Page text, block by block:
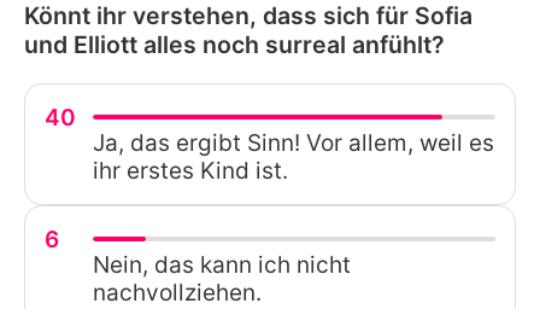
Könnt ihr verstehen, dass sich für Sofia
und Elliott alles noch surreal anfühlt?
40
Ja, das ergibt Sinn! Vor allem, weil es
ihr erstes Kind ist.
6
Nein, das kann ich nicht
nachvollziehen.